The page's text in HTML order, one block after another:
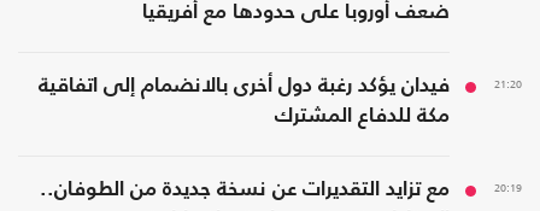
ضعف أوروبا على حدودها مع أفريقيا
21:20
فيدان يؤكد رغبة دول أخرى بالانضمام إلى اتفاقية
مكة للدفاع المشترك
20:19
مع تزايد التقديرات عن نسخة جديدة من الطوفان..